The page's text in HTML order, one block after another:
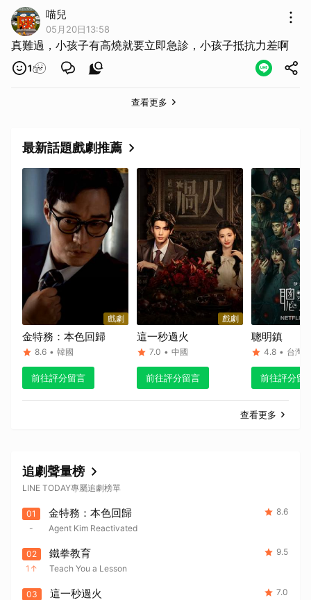
喵兒
05月20日13:58
真難過，小孩子有高燒就要立即急診，小孩子抵抗力差啊
1
查看更多
最新話題戲劇推薦
戲劇
金特務：本色回歸
8.6 • 韓國
前往評分留言
戲劇
這一秒過火
7.0 • 中國
前往評分留言
聰明鎮
4.8 • 台灣
前往評分留
查看更多
追劇聲量榜
LINE TODAY專屬追劇榜單
01
-
金特務：本色回歸
Agent Kim Reactivated
8.6
02
1
鐵拳教育
Teach You a Lesson
9.5
03 這一秒過火 7.0